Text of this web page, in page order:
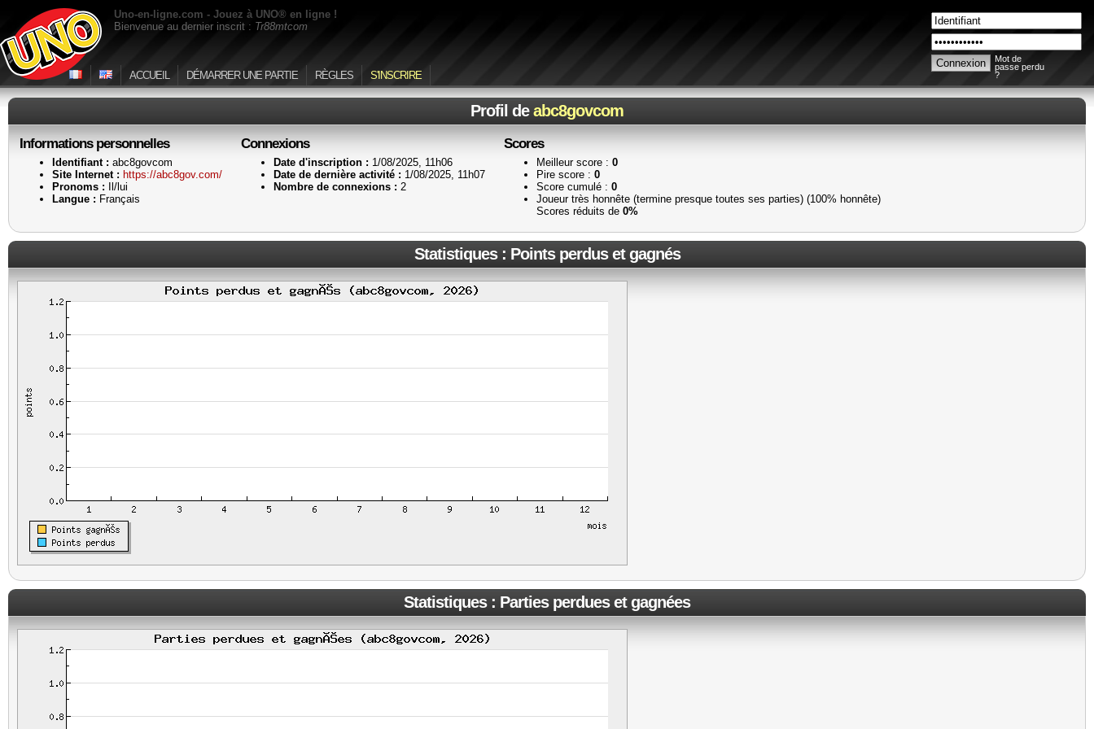
Uno-en-ligne.com - Jouez à UNO® en ligne !
Bienvenue au dernier inscrit : Tr88mtcom
Mot de
passe perdu
?
ACCUEIL DÉMARRER UNE PARTIE RÈGLES S'INSCRIRE
Profil deabc8govcom
Informations personnelles
Identifiant : abc8govcom
Site Internet : https://abc8gov.com/
Pronoms : Il/lui
Langue : Français
Connexions
Date d'inscription : 1/08/2025, 11h06
Date de dernière activité : 1/08/2025, 11h07
Nombre de connexions : 2
Scores
Meilleur score : 0
Pire score : 0
Score cumulé : 0
Joueur très honnête (termine presque toutes ses parties) (100% honnête)
Scores réduits de 0%
Statistiques : Points perdus et gagnés
Statistiques : Parties perdues et gagnées